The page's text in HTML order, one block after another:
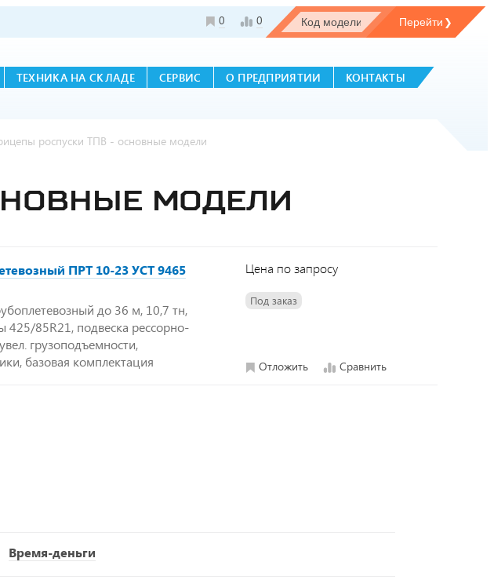
0 0
ТЕХНИКА НА СКЛАДЕ СЕРВИС О ПРЕДПРИЯТИИ КОНТАКТЫ
роспуски ТПВ - основные модели
МОДЕЛИ
ПРТ 10-23 УСТ 9465
до 36 м, 10,7 тн,
425/85R21, подвеска рессорно-
грузоподъемности,
базовая комплектация
Цена по запросу
Под заказ
Отложить Сравнить
Время-деньги